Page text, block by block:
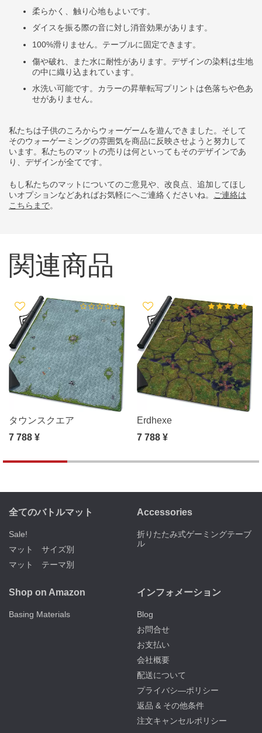
柔らかく、触り心地もよいです。
ダイスを振る際の音に対し消音効果があります。
100%滑りません。テーブルに固定できます。
傷や破れ、また水に耐性があります。デザインの染料は生地
の中に織り込まれています。
水洗い可能です。カラーの昇華転写プリントは色落ちや色あ
せがありません。
私たちは子供のころからウォーゲームを遊んできました。そして
そのウォーゲーミングの雰囲気を商品に反映させようと努力して
います。私たちのマットの売りは何といってもそのデザインであ
り、デザインが全てです。
もし私たちのマットについてのご意見や、改良点、追加してほし
いオプションなどあればお気軽にへご連絡くださいね。 ご連絡は
こちらまで。
関連商品
タウンスクエア
7 788 ¥
Erdhexe
7 788 ¥
全てのバトルマット
Sale!
マット サイズ別
マット テーマ別
Accessories
折りたたみ式ゲーミングテーブ
ル
Shop on Amazon
Basing Materials
インフォメーション
Blog
お問合せ
お支払い
会社概要
配送について
プライバシ―ポリシー
返品 & その他条件
注文キャンセルポリシー